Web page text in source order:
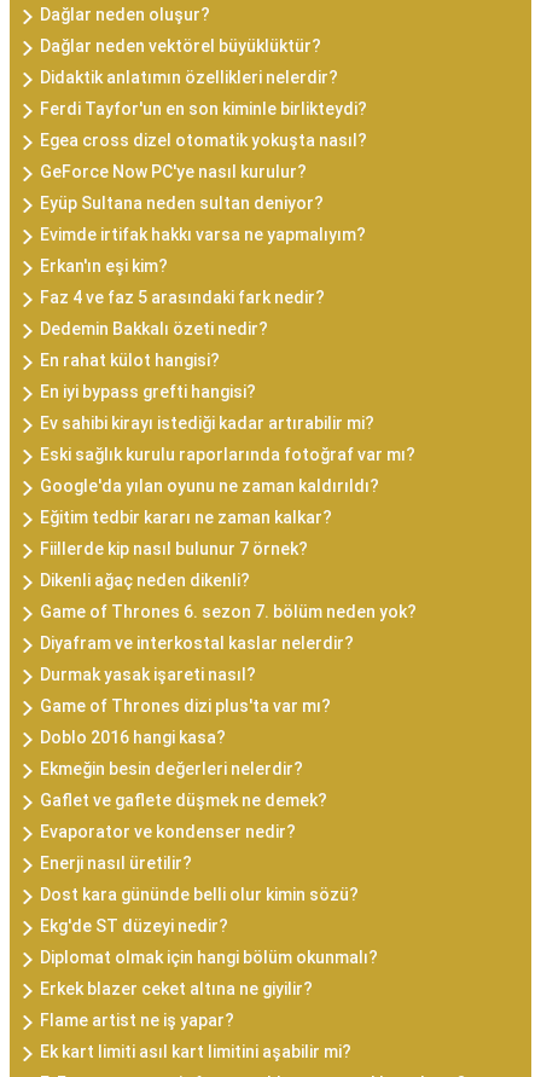
Dağlar neden oluşur?
Dağlar neden vektörel büyüklüktür?
Didaktik anlatımın özellikleri nelerdir?
Ferdi Tayfor'un en son kiminle birlikteydi?
Egea cross dizel otomatik yokuşta nasıl?
GeForce Now PC'ye nasıl kurulur?
Eyüp Sultana neden sultan deniyor?
Evimde irtifak hakkı varsa ne yapmalıyım?
Erkan'ın eşi kim?
Faz 4 ve faz 5 arasındaki fark nedir?
Dedemin Bakkalı özeti nedir?
En rahat külot hangisi?
En iyi bypass grefti hangisi?
Ev sahibi kirayı istediği kadar artırabilir mi?
Eski sağlık kurulu raporlarında fotoğraf var mı?
Google'da yılan oyunu ne zaman kaldırıldı?
Eğitim tedbir kararı ne zaman kalkar?
Fiillerde kip nasıl bulunur 7 örnek?
Dikenli ağaç neden dikenli?
Game of Thrones 6. sezon 7. bölüm neden yok?
Diyafram ve interkostal kaslar nelerdir?
Durmak yasak işareti nasıl?
Game of Thrones dizi plus'ta var mı?
Doblo 2016 hangi kasa?
Ekmeğin besin değerleri nelerdir?
Gaflet ve gaflete düşmek ne demek?
Evaporator ve kondenser nedir?
Enerji nasıl üretilir?
Dost kara gününde belli olur kimin sözü?
Ekg'de ST düzeyi nedir?
Diplomat olmak için hangi bölüm okunmalı?
Erkek blazer ceket altına ne giyilir?
Flame artist ne iş yapar?
Ek kart limiti asıl kart limitini aşabilir mi?